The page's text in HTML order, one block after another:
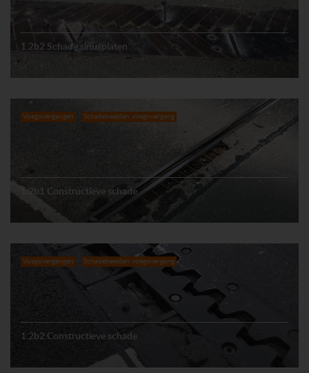
1.2b2 Schade sinusplaten
Voegovergangen Schadebeelden voegovergang
1.2b1 Constructieve schade
Voegovergangen Schadebeelden voegovergang
1.2b2 Constructieve schade